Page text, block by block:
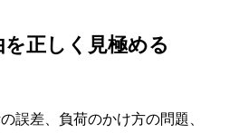
正しく見極める
誤差、負荷のかけ方の問題、